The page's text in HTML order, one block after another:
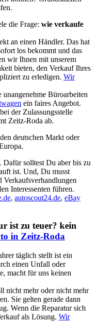
die Frage: wie verkaufe
an einen Händler. Das hat
los bekommt und das
wir Ihnen mit unserem
bieten, den Verkauf Ihres
zu erledigen. Wir
Büroarbeiten
ein faires Angebot.
der Zulassungsstelle
Zeitz-Roda ab.
deutschen Markt oder
. Dafür solltest Du aber bis zu
ist. Und, Du musst
Verkaufsverhandlungen
Interessenten führen.
, autoscout24.de, eBay
ist zu teuer? kein
in Zeitz-Roda
täglich stellt ist ein
einen Unfall oder
macht für uns keinen
nicht mehr oder nicht mehr
Sie gelten gerade dann
Wenn die Reparatur sich
als Lösung. Wir